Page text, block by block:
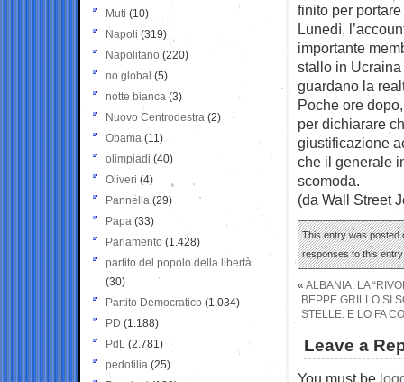
finito per
Lunedì,
importante
stallo in
guardano la
Poche ore
per dichiarare
giustificazione
che il generale
scomoda.
(da Wall Street
This entry was posted
responses to this
« ALBANIA, LA
BEPPE GRILLO SI
STELLE. E LO FA
Leave a
You must be
Muti (10)
Napoli (319)
Napolitano (220)
no global (5)
notte bianca (3)
Nuovo Centrodestra (2)
Obama (11)
olimpiadi (40)
Oliveri (4)
Pannella (29)
Papa (33)
Parlamento (1.428)
partito del popolo della libertà
(30)
Partito Democratico (1.034)
PD (1.188)
PdL (2.781)
pedofilia (25)